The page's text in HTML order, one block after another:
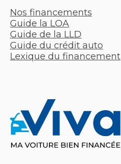
Nos financements
Guide la LOA
Guide de la LLD
Guide du crédit auto
Lexique du financement